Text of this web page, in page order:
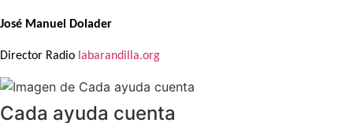
José Manuel Dolader
Director Radio labarandilla.org
Cada ayuda cuenta